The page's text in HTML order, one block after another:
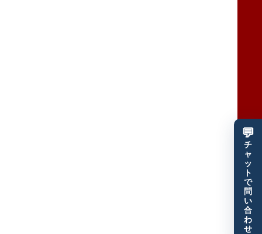
💬
チ
ャ
ッ
ト
で
問
い
合
わ
せ